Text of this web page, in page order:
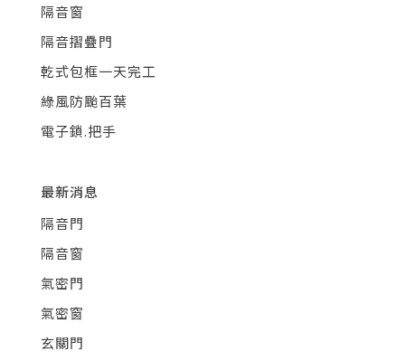
隔音窗
隔音摺疊門
乾式包框一天完工
綠風防颱百葉
電子鎖.把手
最新消息
隔音門
隔音窗
氣密門
氣密窗
玄關門